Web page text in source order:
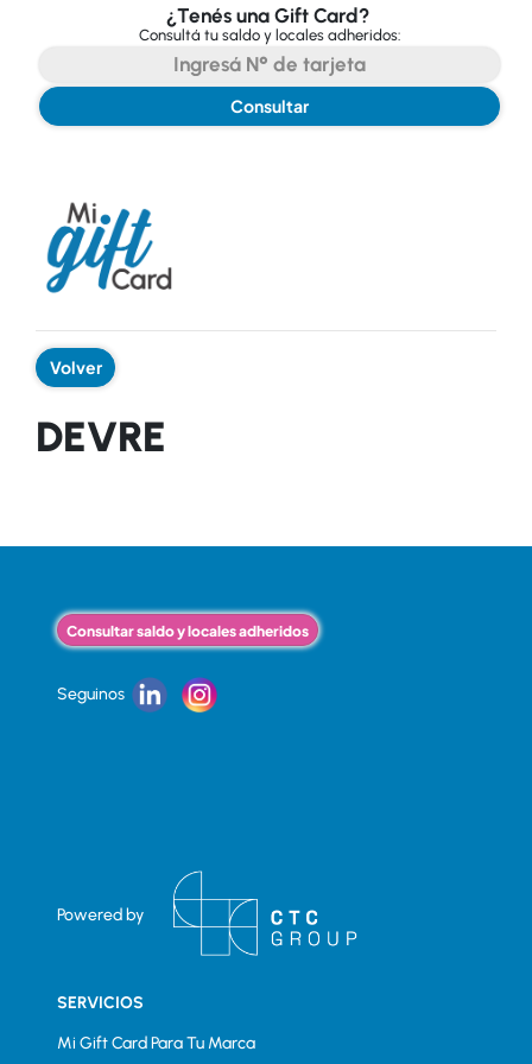
¿Tenés una Gift Card?
Consultá tu saldo y locales adheridos:
Consultar
Volver
DEVRE
Consultar saldo y locales adheridos
Seguinos
Powered by
SERVICIOS
Mi Gift Card Para Tu Marca